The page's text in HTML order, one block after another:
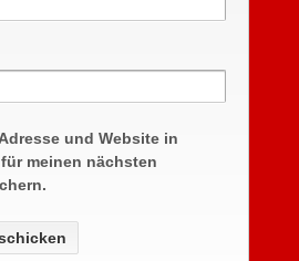
und Website in
meinen nächsten